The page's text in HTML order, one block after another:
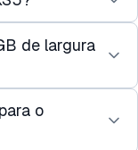
inclui links de
SOCKS5
e senha
de largura
ilimitado,
é
o